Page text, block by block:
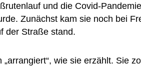
und die Covid-
Zunächst kam sie noch bei
der Straße stand.
wie sie erzählt. Sie